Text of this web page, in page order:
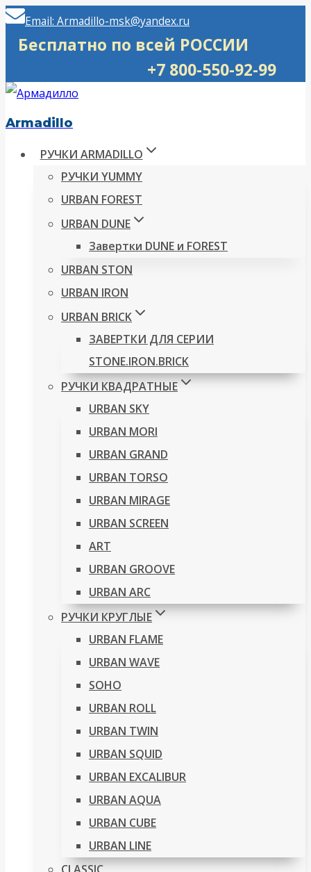
Перейти
Email: Armadillo-msk@yandex.ru
Бесплатно по всей РОССИИ
+7 800-550-92-99
Armadillo
РУЧКИ ARMADILLO
РУЧКИ YUMMY
URBAN FOREST
URBAN DUNE
Завертки DUNE и FOREST
URBAN STON
URBAN IRON
URBAN BRICK
ЗАВЕРТКИ ДЛЯ СЕРИИ
STONE.IRON.BRICK
РУЧКИ КВАДРАТНЫЕ
URBAN SKY
URBAN MORI
URBAN GRAND
URBAN TORSO
URBAN MIRAGE
URBAN SCREEN
ART
URBAN GROOVE
URBAN ARC
РУЧКИ КРУГЛЫЕ
URBAN FLAME
URBAN WAVE
SOHO
URBAN ROLL
URBAN TWIN
URBAN SQUID
URBAN EXCALIBUR
URBAN AQUA
URBAN CUBE
URBAN LINE